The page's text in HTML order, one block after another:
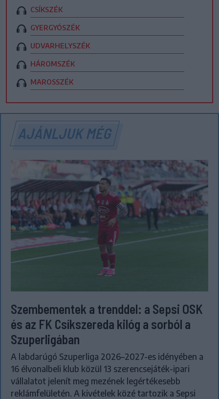
CSÍKSZÉK
GYERGYÓSZÉK
UDVARHELYSZÉK
HÁROMSZÉK
MAROSSZÉK
AJÁNLJUK MÉG
Szembementek a trenddel: a Sepsi OSK
és az FK Csíkszereda kilóg a sorból a
Szuperligában
A labdarúgó Szuperliga 2026–2027-es idényében a
16 élvonalbeli klub közül 13 szerencsejáték-ipari
vállalatot jelenít meg mezének legértékesebb
reklámfelületén. A kivételek közé tartozik a Sepsi